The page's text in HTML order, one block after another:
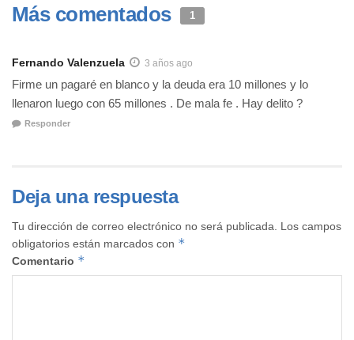
Más comentados 1
Fernando Valenzuela 3 años ago
Firme un pagaré en blanco y la deuda era 10 millones y lo
llenaron luego con 65 millones . De mala fe . Hay delito ?
Responder
Deja una respuesta
Tu dirección de correo electrónico no será publicada. Los campos
obligatorios están marcados con *
Comentario *